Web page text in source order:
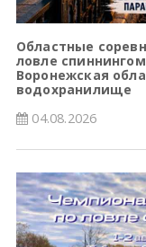
Областные
ловле спиннингом
Воронежская
водохранилище
04.08.2026